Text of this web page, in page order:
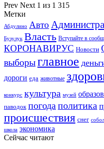
Prev Next 1 из 1 315
Метки
Абдулино Авто
Бузулук Власть Вступайте в
КОРОНАВИРУС Новости
выборыглавное
дороги еда животные
конкурс культура музей
паводок погода политика
происшествия снег
школа экономика
Сейчас читают